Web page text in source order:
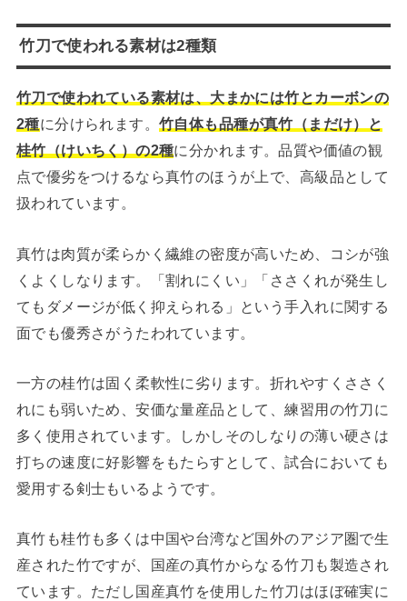
竹刀で使われる素材は2種類
竹刀で使われている素材は、大まかには竹とカーボンの
2種に分けられます。竹自体も品種が真竹（まだけ）と
桂竹（けいちく）の2種に分かれます。品質や価値の観
点で優劣をつけるなら真竹のほうが上で、高級品として
扱われています。
真竹は肉質が柔らかく繊維の密度が高いため、コシが強
くよくしなります。「割れにくい」「ささくれが発生し
てもダメージが低く抑えられる」という手入れに関する
面でも優秀さがうたわれています。
一方の桂竹は固く柔軟性に劣ります。折れやすくささく
れにも弱いため、安価な量産品として、練習用の竹刀に
多く使用されています。しかしそのしなりの薄い硬さは
打ちの速度に好影響をもたらすとして、試合においても
愛用する剣士もいるようです。
真竹も桂竹も多くは中国や台湾など国外のアジア圏で生
産された竹ですが、国産の真竹からなる竹刀も製造され
ています。ただし国産真竹を使用した竹刀はほぼ確実に